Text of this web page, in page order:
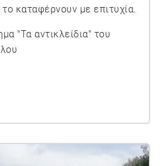
το καταφέρνουν με επιτυχία.
"Τα αντικλείδια" του